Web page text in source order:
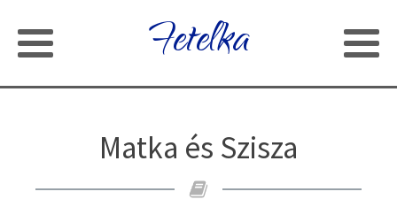
Fetelka
Matka és Szisza